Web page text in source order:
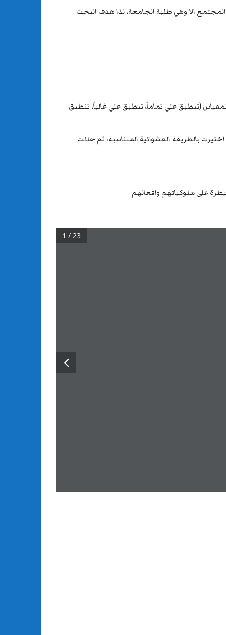
الا وهي طلبة الجامعة، لذا هدف البحث
(تنطبق علي تماماً، تنطبق علي غالباً، تنطبق
ولاستكمال ذلك طبقت الباحثة المقياس على عينة قوامها (400) طالب وطالبة في جامعة القادسية للدراسة الصباحية لعام 2021_2022 اختيرت بالطريقة العشوائية المتناسبة، ثم حللت
على سلوكياتهم وافعالهم
1 / 23